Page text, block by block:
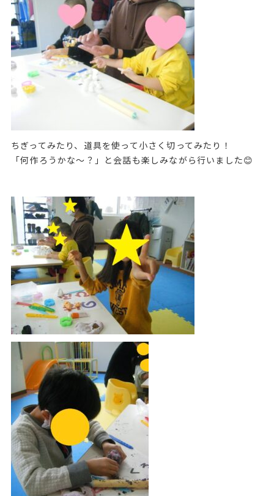
ちぎってみたり、道具を使って小さく切ってみたり！
「何作ろうかな～？」と会話も楽しみながら行いました😊